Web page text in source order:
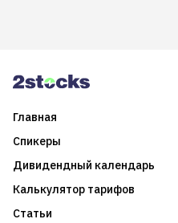
Главная
Спикеры
Дивидендный календарь
Калькулятор тарифов
Статьи